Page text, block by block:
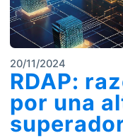
20/11/2024
RDAP:
por una